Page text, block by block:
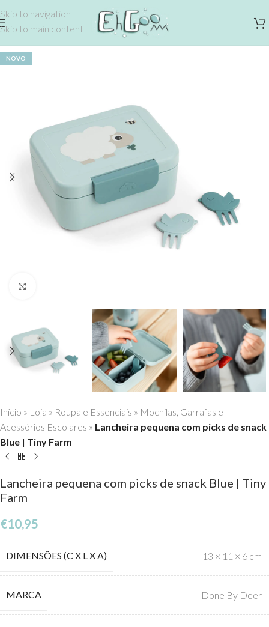
Skip to navigation
Skip to main content
NOVO
Início » Loja » Roupa e Essenciais » Mochilas, Garrafas e
Acessórios Escolares » Lancheira pequena com picks de snack
Blue | Tiny Farm
Lancheira pequena com picks de snack Blue | Tiny
Farm
€10,95
DIMENSÕES (C X L X A) 13 × 11 × 6 cm
MARCA Done By Deer